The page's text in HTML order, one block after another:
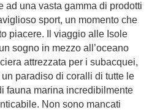
ad una vasta gamma di prodotti
sport, un momento che
piacere. Il viaggio alle Isole
sogno in mezzo all’oceano
attrezzata per i subacquei,
paradiso di coralli di tutte le
fauna marina incredibilmente
Non sono mancati